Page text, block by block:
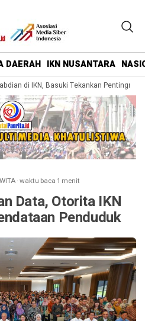
DAERAH IKN NUSANTARA
di IKN, Basuki Tekankan Pentingnya
WITA·waktu baca 1 menit
Data, Otorita IKN
Penduduk